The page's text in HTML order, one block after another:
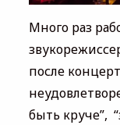
Много раз
после
быть круче”,